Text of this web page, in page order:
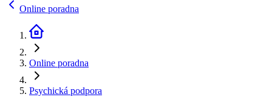
Online poradna
Online poradna
Psychická podpora